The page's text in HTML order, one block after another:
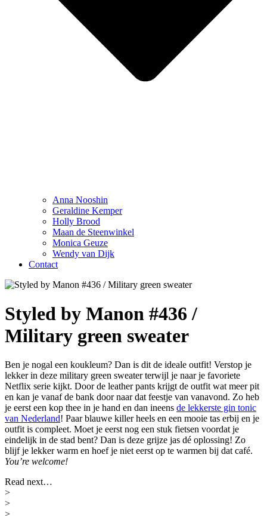
Anna Nooshin
Geraldine Kemper
Holly Brood
Maan de Steenwinkel
Monica Geuze
Wendy van Dijk
Contact
Styled by Manon #436 /
Military green sweater
Ben je nogal een koukleum? Dan is dit de ideale outfit! Verstop je
lekker in deze military green sweater terwijl je naar je favoriete
Netflix serie kijkt. Door de leather pants krijgt de outfit wat meer pit
en kan je vanaf de bank door naar dat feestje van vanavond. Zo heb
je eerst een kop thee in je hand en dan ineens de lekkerste gin tonic
van Nederland! Paar blauwe killer heels en een mooie tas erbij en je
outfit is compleet. Moet je eerst nog een stuk fietsen voordat je
eindelijk in de stad bent? Dan is deze grijze jas dé oplossing! Zo
blijf je lekker warm en hoef je niet eerst op te warmen bij dat café.
You’re welcome!
Read next…
>
>